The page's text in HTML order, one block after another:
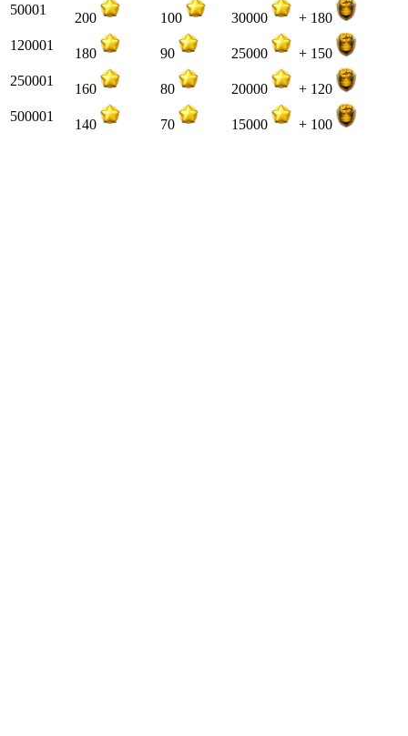
50001
200 100 30000
+ 180
120001
180 90 25000
+ 150
250001
160 80 20000
+ 120
500001
140 70 15000 + 100